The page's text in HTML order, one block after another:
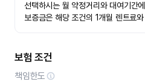
선택하시는 월 약정거리와 대여기간
보증금은 해당 조건의 1개월 렌트료
보험 조건
책임한도